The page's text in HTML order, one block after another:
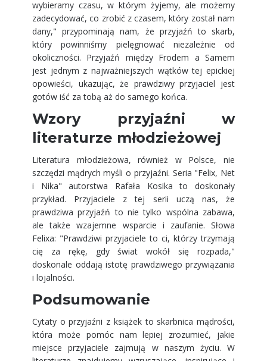
wybieramy czasu, w którym żyjemy, ale możemy
zadecydować, co zrobić z czasem, który został nam
dany," przypominają nam, że przyjaźń to skarb,
który powinniśmy pielęgnować niezależnie od
okoliczności. Przyjaźń między Frodem a Samem
jest jednym z najważniejszych wątków tej epickiej
opowieści, ukazując, że prawdziwy przyjaciel jest
gotów iść za tobą aż do samego końca.
Wzory przyjaźni w
literaturze młodzieżowej
Literatura młodzieżowa, również w Polsce, nie
szczędzi mądrych myśli o przyjaźni. Seria "Felix, Net
i Nika" autorstwa Rafała Kosika to doskonały
przykład. Przyjaciele z tej serii uczą nas, że
prawdziwa przyjaźń to nie tylko wspólna zabawa,
ale także wzajemne wsparcie i zaufanie. Słowa
Felixa: "Prawdziwi przyjaciele to ci, którzy trzymają
cię za rękę, gdy świat wokół się rozpada,"
doskonale oddają istotę prawdziwego przywiązania
i lojalności.
Podsumowanie
Cytaty o przyjaźni z książek to skarbnica mądrości,
która może pomóc nam lepiej zrozumieć, jakie
miejsce przyjaciele zajmują w naszym życiu. W